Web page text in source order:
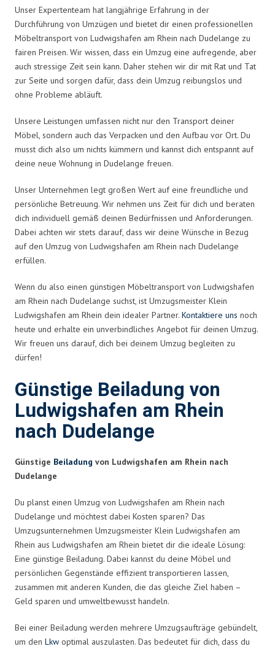
Unser Expertenteam hat langjährige Erfahrung in der
Durchführung von Umzügen und bietet dir einen professionellen
Möbeltransport von Ludwigshafen am Rhein nach Dudelange zu
fairen Preisen. Wir wissen, dass ein Umzug eine aufregende, aber
auch stressige Zeit sein kann. Daher stehen wir dir mit Rat und Tat
zur Seite und sorgen dafür, dass dein Umzug reibungslos und
ohne Probleme abläuft.
Unsere Leistungen umfassen nicht nur den Transport deiner
Möbel, sondern auch das Verpacken und den Aufbau vor Ort. Du
musst dich also um nichts kümmern und kannst dich entspannt auf
deine neue Wohnung in Dudelange freuen.
Unser Unternehmen legt großen Wert auf eine freundliche und
persönliche Betreuung. Wir nehmen uns Zeit für dich und beraten
dich individuell gemäß deinen Bedürfnissen und Anforderungen.
Dabei achten wir stets darauf, dass wir deine Wünsche in Bezug
auf den Umzug von Ludwigshafen am Rhein nach Dudelange
erfüllen.
Wenn du also einen günstigen Möbeltransport von Ludwigshafen
am Rhein nach Dudelange suchst, ist Umzugsmeister Klein
Ludwigshafen am Rhein dein idealer Partner. Kontaktiere uns noch
heute und erhalte ein unverbindliches Angebot für deinen Umzug.
Wir freuen uns darauf, dich bei deinem Umzug begleiten zu
dürfen!
Günstige Beiladung von
Ludwigshafen am Rhein
nach Dudelange
Günstige Beiladung von Ludwigshafen am Rhein nach
Dudelange
Du planst einen Umzug von Ludwigshafen am Rhein nach
Dudelange und möchtest dabei Kosten sparen? Das
Umzugsunternehmen Umzugsmeister Klein Ludwigshafen am
Rhein aus Ludwigshafen am Rhein bietet dir die ideale Lösung:
Eine günstige Beiladung. Dabei kannst du deine Möbel und
persönlichen Gegenstände effizient transportieren lassen,
zusammen mit anderen Kunden, die das gleiche Ziel haben –
Geld sparen und umweltbewusst handeln.
Bei einer Beiladung werden mehrere Umzugsaufträge gebündelt,
um den Lkw optimal auszulasten. Das bedeutet für dich, dass du